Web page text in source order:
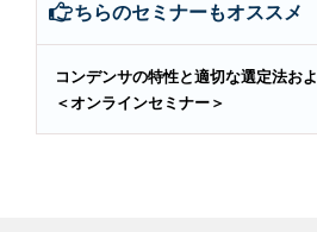
こちらのセミナーもオススメ
コンデンサの特性と適切な選定法お
＜オンラインセミナー＞